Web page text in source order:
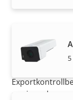
HINWEIS
sowie anderer